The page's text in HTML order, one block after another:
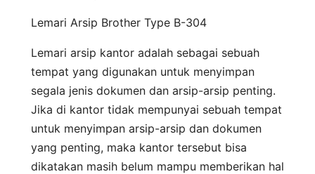
Lemari Arsip Brother Type B-304
Lemari arsip kantor adalah sebagai sebuah
tempat yang digunakan untuk menyimpan
segala jenis dokumen dan arsip-arsip penting.
Jika di kantor tidak mempunyai sebuah tempat
untuk menyimpan arsip-arsip dan dokumen
yang penting, maka kantor tersebut bisa
dikatakan masih belum mampu memberikan hal